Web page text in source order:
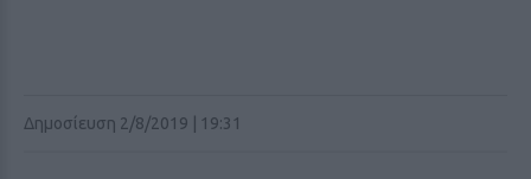
Δημοσίευση 2/8/2019 | 19:31